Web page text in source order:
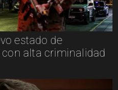
estado de
alta criminalidad